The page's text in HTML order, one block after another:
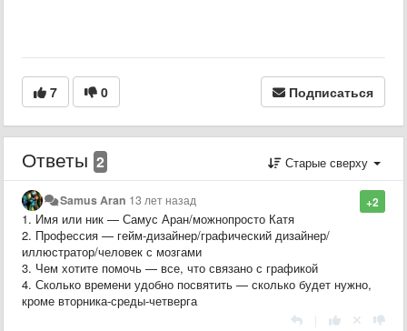
7 0 Подписаться
Ответы 2 Старые сверху
+2
Samus Aran 13 лет назад
1. Имя или ник — Самус Аран/можнопросто Катя
2. Профессия — гейм-дизайнер/графический дизайнер/
иллюстратор/человек с мозгами
3. Чем хотите помочь — все, что связано с графикой
4. Сколько времени удобно посвятить — сколько будет нужно,
кроме вторника-среды-четверга